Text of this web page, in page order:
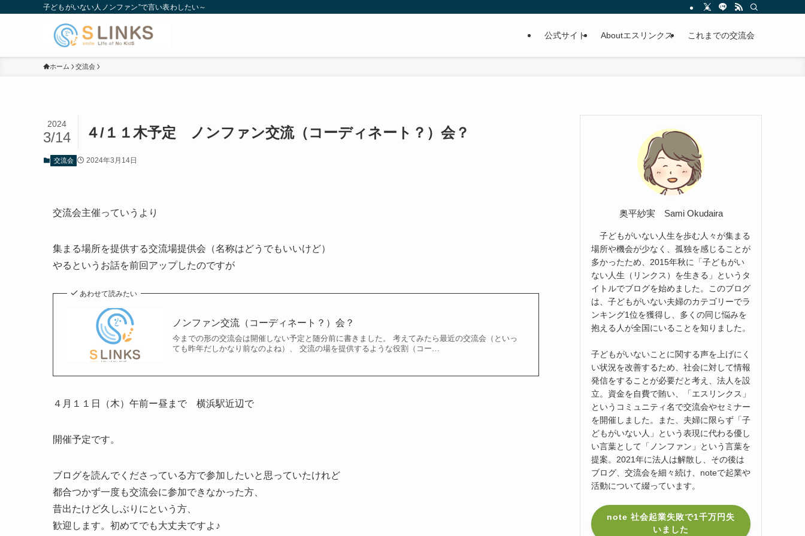
子どもがいない人ノンファン”で言い表わしたい～
公式サイト Aboutエスリンクス これまでの交流会
ホーム 交流会
４/１１木予定 ノンファン交流（コーディネート？）会？
2024
3/14
交流会 2024年3月14日
交流会主催っていうより
集まる場所を提供する交流場提供会（名称はどうでもいいけど）
やるというお話を前回アップしたのですが
あわせて読みたい
ノンファン交流（コーディネート？）会？
今までの形の交流会は開催しない予定と随分前に書きました。 考えてみたら最近の交流会（といっ
ても昨年だしかなり前なのよね）、 交流の場を提供するような役割（コー…
４月１１日（木）午前ー昼まで 横浜駅近辺で
開催予定です。
ブログを読んでくださっている方で参加したいと思っていたけれど
都合つかず一度も交流会に参加できなかった方、
昔出たけど久しぶりにという方、
歓迎します。初めてでも大丈夫ですよ♪
奥平紗実 Sami Okudaira
子どもがいない人生を歩む人々が集まる
場所や機会が少なく、孤独を感じることが
多かったため、2015年秋に「子どもがい
ない人生（リンクス）を生きる」というタ
イトルでブログを始めました。このブログ
は、子どもがいない夫婦のカテゴリーでラ
ンキング1位を獲得し、多くの同じ悩みを
抱える人が全国にいることを知りました。
子どもがいないことに関する声を上げにく
い状況を改善するため、社会に対して情報
発信をすることが必要だと考え、法人を設
立。資金を自費で賄い、「エスリンクス」
というコミュニティ名で交流会やセミナー
を開催しました。また、夫婦に限らず「子
どもがいない人」という表現に代わる優し
い言葉として「ノンファン」という言葉を
提案。2021年に法人は解散し、その後は
ブログ、交流会を細々続け、noteで起業や
活動について綴っています。
note 社会起業失敗で1千万円失
いました